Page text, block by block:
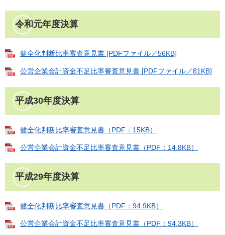
令和元年度決算
健全化判断比率審査意見書 [PDFファイル／56KB]
公営企業会計資金不足比率審査意見書 [PDFファイル／81KB]
平成30年度決算
健全化判断比率審査意見書（PDF：15KB）
公営企業会計資金不足比率審査意見書（PDF：14.8KB）
平成29年度決算
健全化判断比率審査意見書（PDF：94.9KB）
公営企業会計資金不足比率審査意見書（PDF：94.3KB）